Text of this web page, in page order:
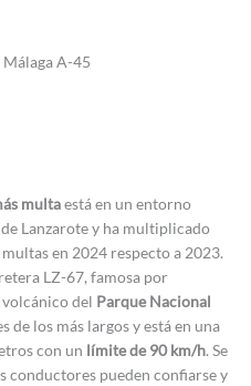
A-45
multaestá en un entorno
Lanzarote y ha multiplicado
en 2024 respecto a 2023.
LZ-67, famosa por
del Parque Nacional
de los más largos y está en una
con un límite de 90 km/h. Se
conductores pueden confiarse y